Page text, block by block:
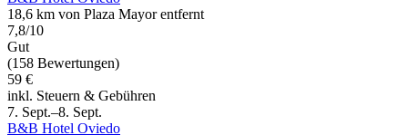
18,6 km von Plaza Mayor entfernt
7,8/10
Gut
(158 Bewertungen)
59 €
inkl. Steuern & Gebühren
7. Sept.–8. Sept.
B&B Hotel Oviedo